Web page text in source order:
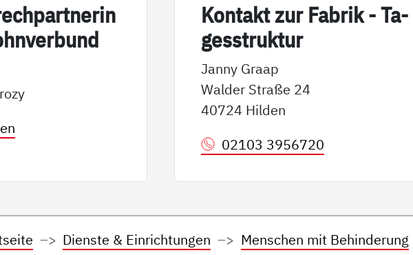
Kon­takt zur Fa­brik - Ta­
ges­struk­tur
Janny Graap
Walder Straße 24
40724 Hilden
02103 3956720
Dienste & Einrichtungen Menschen mit Behinderung